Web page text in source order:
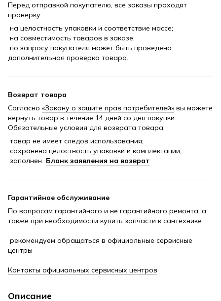
Перед отправкой покупателю, все заказы проходят
проверку:
на целостность упаковки и соответствие массе;
на совместимость товаров в заказе;
по запросу покупателя может быть проведена
дополнительная проверка товара.
Возврат товара
Согласно «Закону о защите прав потребителей» вы можете
вернуть товар в течение 14 дней со дня покупки.
Обязательные условия для возврата товара:
товар не имеет следов использования;
сохранена целостность упаковки и комплектации;
заполнен Бланк заявления на возврат
Гарантийное обслуживание
По вопросам гарантийного и не гарантийного ремонта, а
также при необходимости купить запчасти к сантехнике
рекомендуем обращаться в официальные сервисные
центры
Контакты официальных сервисных центров
Описание